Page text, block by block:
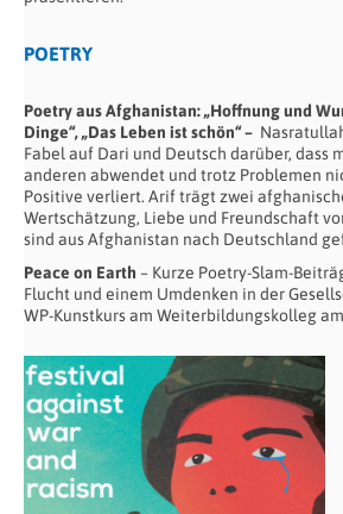
POETRY
Poetry aus Afghanistan: „Hoffnung und
Dinge“, „Das Leben ist schön“ –
Fabel auf Dari und Deutsch darüber, dass
anderen abwendet und trotz Problemen
Positive verliert. Arif trägt zwei
Wertschätzung, Liebe und Freundschaft
sind aus Afghanistan nach Deutschland
Peace on Earth – Kurze Poetry-Slam-
Flucht und einem Umdenken in der
WP-Kunstkurs am Weiterbildungskolleg